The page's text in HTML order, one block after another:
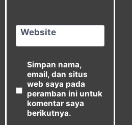
Website
Simpan nama,
email, dan situs
web saya pada
peramban ini untuk
komentar saya
berikutnya.